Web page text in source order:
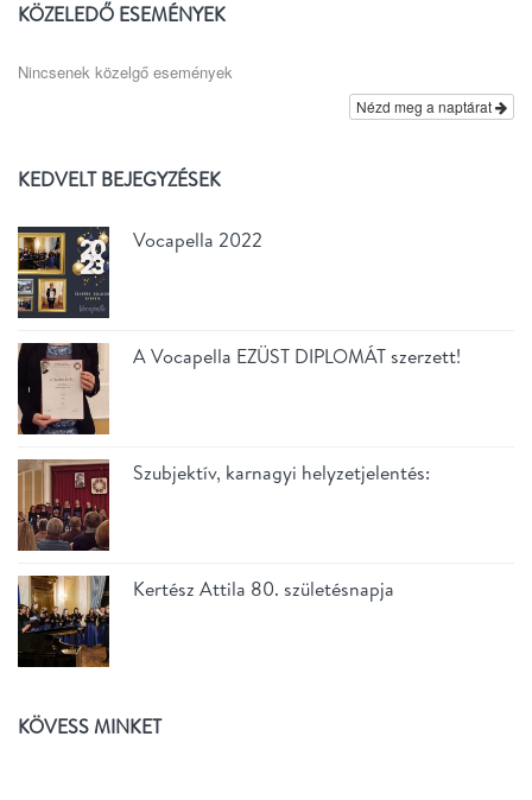
KÖZELEDŐ ESEMÉNYEK
Nincsenek közelgő események
Nézd meg a naptárat
KEDVELT BEJEGYZÉSEK
Vocapella 2022
A Vocapella EZÜST DIPLOMÁT szerzett!
Szubjektív, karnagyi helyzetjelentés:
Kertész Attila 80. születésnapja
KÖVESS MINKET